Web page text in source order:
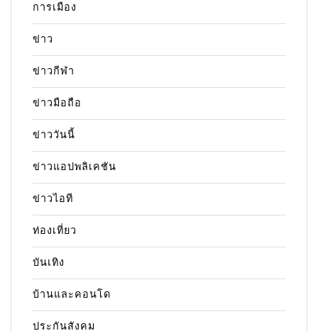
การเมือง
ข่าว
ข่าวกีฬา
ข่าวมือถือ
ข่าววันนี้
ข่าวแอปพลิเคชัน
ข่าวไอที
ท่องเที่ยว
บันเทิง
บ้านและคอนโด
ประกันสังคม